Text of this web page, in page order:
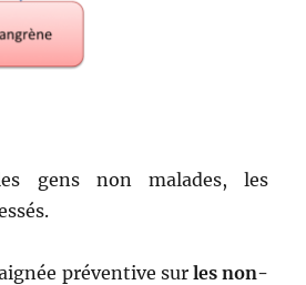
gens non malades, les
préventive sur les non-